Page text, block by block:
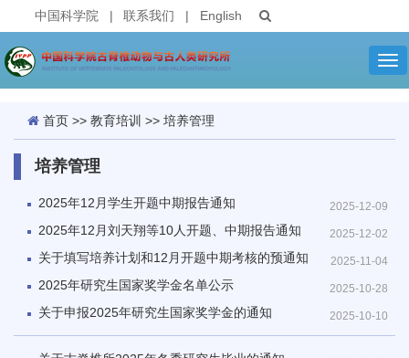
中国科学院 | 联系我们 | English
首页 >> 教育培训 >> 培养管理
培养管理
2025-12-09
2025年12月学生开题中期报告通知
2025-12-02
2025年12月刘天翔等10人开题、中期报告通知
2025-11-04
关于填写培养计划和12月开题中期考核的预通知
2025-10-28
2025年研究生国家奖学金名单公示
2025-10-10
关于申报2025年研究生国家奖学金的通知